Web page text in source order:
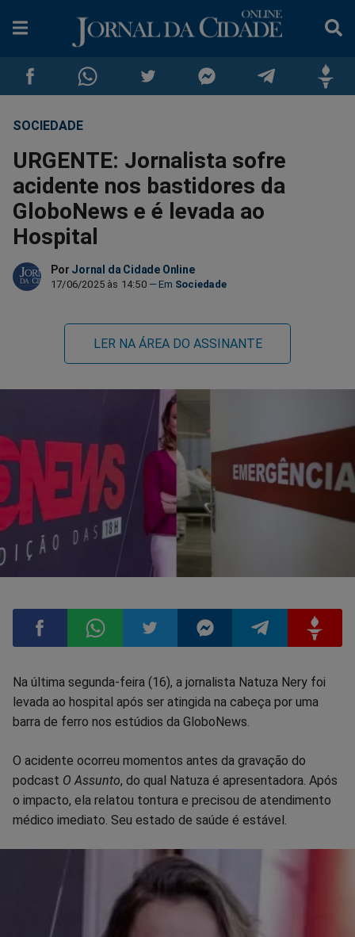
Compartilhar
no
Facebook
Compartilhar
no
Whatsapp
no
Twitter
no
Messenger
no
Telegram
SOCIEDADE
URGENTE: Jornalista sofre
acidente nos bastidores da
GloboNews e é levada ao
Hospital
Por Jornal da Cidade Online
17/06/2025 às 14:50 Sociedade
LER NA ÁREA DO ASSINANTE
Compartilhar
no
Facebook
Compartilhar
no
Whatsapp
Compartilhar
no
Twitter
Compartilhar
no
Messenger
Compartilhar
TelegramGettr
Na última segunda-feira (16), a jornalista Natuza Nery foi
levada ao hospital após ser atingida na cabeça por uma
barra de ferro nos estúdios da GloboNews.
O acidente ocorreu momentos antes da gravação do
podcast O Assunto, do qual Natuza é apresentadora. Após
o impacto, ela relatou tontura e precisou de atendimento
médico imediato. Seu estado de saúde é estável.